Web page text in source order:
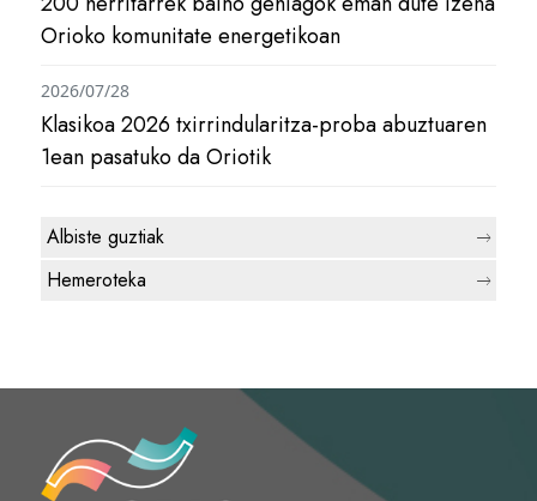
Orioko komunitate energetikoan
Klasikoa 2026 txirrindularitza-proba abuztuaren
1ean pasatuko da Oriotik
2026/07/28
Albiste guztiak
Hemeroteka